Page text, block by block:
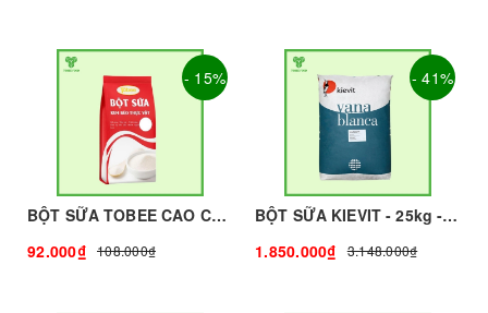
- 15%
BỘT SỮA TOBEE CAO CẤP - 1KG | NGUYÊN LIỆU PHA CHẾ
92.000₫ 108.000₫
- 41%
BỘT SỮA KIEVIT - 25kg - KIEVIT | Bột Sữa làm Trà Sữa - TOBEE FOOD
1.850.000₫
3.148.000₫